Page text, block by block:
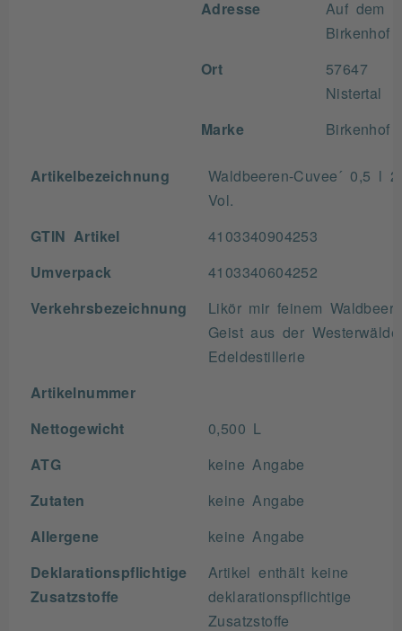
Adresse
Auf dem
Birkenhof
Ort
57647
Nistertal
Marke Birkenhof
Artikelbezeichnung
Waldbeeren-Cuvee´ 0,5 l
Vol.
GTIN Artikel 4103340904253
Umverpack 4103340604252
Verkehrsbezeichnung
Likör mir feinem
Geist aus der
Edeldestillerie
Artikelnummer
Nettogewicht 0,500 L
ATG keine Angabe
Zutaten keine Angabe
Allergene keine Angabe
Deklarationspflichtige
Zusatzstoffe
Artikel enthält keine
deklarationspflichtige
Zusatzstoffe